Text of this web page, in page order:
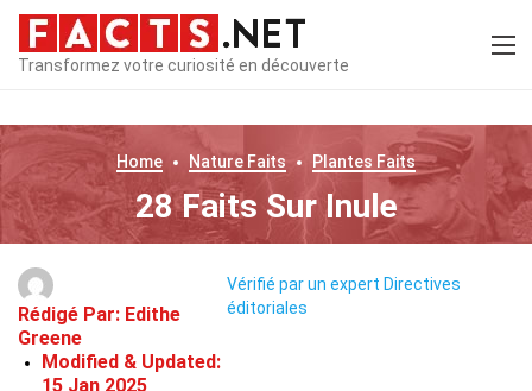
Transformez votre curiosité en découverte
Home Nature Faits Plantes Faits
28 Faits Sur Inule
Rédigé Par: Edithe
Greene
Modified & Updated:
15 Jan 2025
Vérifié par un expert Directives
éditoriales